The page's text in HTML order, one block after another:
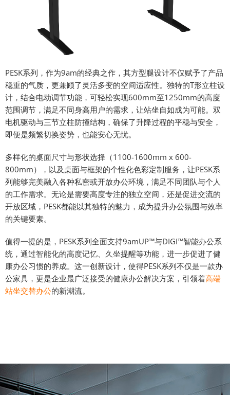
PESK系列，作为9am的经典之作，其方型腿设计不仅赋予了产品
稳重的气质，更兼顾了灵活多变的空间适应性。独特的T形立柱设
计，结合电动调节功能，可轻松实现600mm至1250mm的高度
范围调节，满足不同身高用户的需求，让站坐自如成为可能。双
电机驱动与三节立柱防撞结构，确保了升降过程的平稳与安全，
即便是频繁切换姿势，也能安心无忧。
多样化的桌面尺寸与形状选择（1100-1600mm x 600-
800mm），以及桌面与框架的个性化色彩定制服务，让PESK系
列能够完美融入各种私密或开放办公环境，满足不同团队与个人
的工作需求。无论是需要高度专注的独立空间，还是促进交流的
开放区域，PESK都能以其独特的魅力，成为提升办公氛围与效率
的关键要素。
值得一提的是，PESK系列全面支持9amUP™与DIGI™智能办公系
统，通过智能化的高度记忆、久坐提醒等功能，进一步促进了健
康办公习惯的养成。这一创新设计，使得PESK系列不仅是一款办
公家具，更是企业最广泛接受的健康办公解决方案，引领着高端
站坐交替办公的新潮流。